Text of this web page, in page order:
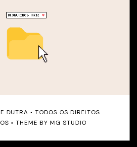
DUTRA • TODOS OS DIREITOS
• THEME BY MG STUDIO